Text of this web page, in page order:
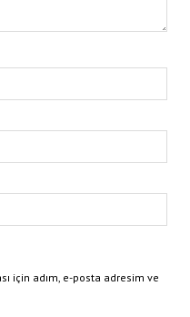
için adım, e-posta adresim ve